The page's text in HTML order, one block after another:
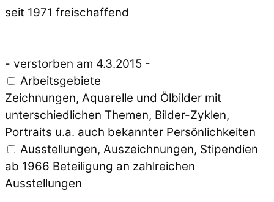
seit 1971 freischaffend
- verstorben am 4.3.2015 -
Arbeitsgebiete
Zeichnungen, Aquarelle und Ölbilder mit
unterschiedlichen Themen, Bilder-Zyklen,
Portraits u.a. auch bekannter Persönlichkeiten
Ausstellungen, Auszeichnungen, Stipendien
ab 1966 Beteiligung an zahlreichen
Ausstellungen